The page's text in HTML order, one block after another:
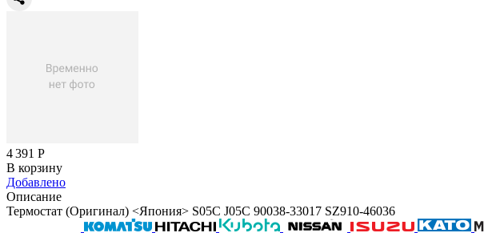
4 391 Р
В корзину
Добавлено
Описание
Термостат (Оригинал) <Япония> S05C J05C 90038-33017 SZ910-46036